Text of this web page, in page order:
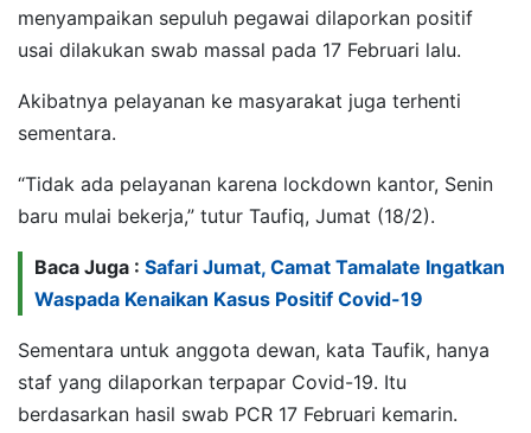
menyampaikan sepuluh pegawai dilaporkan positif
usai dilakukan swab massal pada 17 Februari lalu.
Akibatnya pelayanan ke masyarakat juga terhenti
sementara.
“Tidak ada pelayanan karena lockdown kantor, Senin
baru mulai bekerja,” tutur Taufiq, Jumat (18/2).
Baca Juga : Safari Jumat, Camat Tamalate Ingatkan
Waspada Kenaikan Kasus Positif Covid-19
Sementara untuk anggota dewan, kata Taufik, hanya
staf yang dilaporkan terpapar Covid-19. Itu
berdasarkan hasil swab PCR 17 Februari kemarin.